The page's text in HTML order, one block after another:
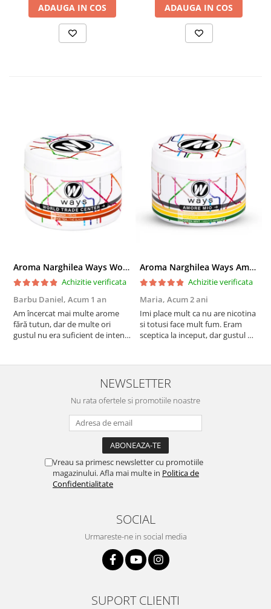
ADAUGA IN COS ADAUGA IN COS
Aroma Narghilea Ways World Trade Center - Piersica cu Ice Tea, 200gr
Achizitie verificata
Barbu Daniel, Acum 1 an
Am încercat mai multe arome
fără tutun, dar de multe ori
gustul nu era suficient de intens.
pe toată durata sesiunii. Chiar
dacă nu conține tutun, senzația
Aroma Narghilea Ways Amore - Banana, Ananas si Menta, 200gr
Achizitie verificata
Maria, Acum 2 ani
Imi place mult ca nu are nicotina
si totusi face mult fum. Eram
sceptica la inceput, dar gustul de
ramane miros neplacut in
camera de tutun sau tigara.
NEWSLETTER
Nu rata ofertele si promotiile noastre
Vreau sa primesc newsletter cu promotiile
magazinului. Afla mai multe in Politica de
Confidentialitate
SOCIAL
Urmareste-ne in social media
SUPORT CLIENTI